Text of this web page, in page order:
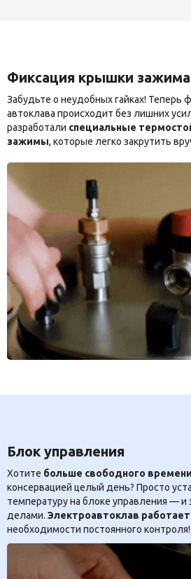
Фиксация крышки
Забудьте о неудобных гайках! Теперь
автоклава происходит без лишних
разработали специальные
зажимы, которые легко закрутить
Блок управления
Хотите больше свободного времени
консервацией целый день? Просто
температуру на блоке управления — и
делами. Электроавтоклав
необходимости постоянного контроля!